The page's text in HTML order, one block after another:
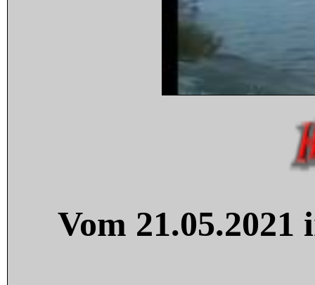
Vom